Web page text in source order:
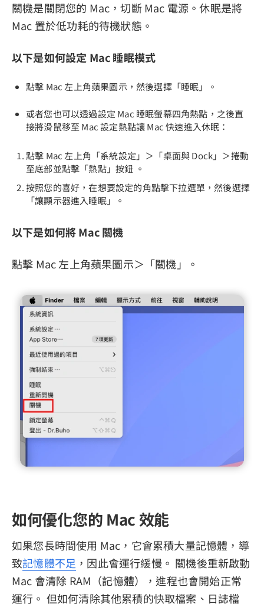
關機是關閉您的 Mac，切斷 Mac 電源。休眠是將
Mac 置於低功耗的待機狀態。
以下是如何設定 Mac 睡眠模式
點擊 Mac 左上角蘋果圖示，然後選擇「睡眠」。
或者您也可以透過設定 Mac 睡眠螢幕四角熱點，之後直
接將滑鼠移至 Mac 設定熱點讓 Mac 快速進入休眠：
點擊 Mac 左上角「系統設定」＞「桌面與 Dock」＞捲動
至底部並點擊「熱點」按鈕 。
按照您的喜好，在想要設定的角點擊下拉選單，然後選擇
「讓顯示器進入睡眠」。
以下是如何將 Mac 關機
點擊 Mac 左上角蘋果圖示＞「關機」。
如何優化您的 Mac 效能
如果您長時間使用 Mac，它會累積大量記憶體，導
致記憶體不足 ，因此會運行緩慢。 關機後重新啟動
Mac 會清除 RAM（記憶體），進程也會開始正常
運行。 但如何清除其他累積的快取檔案、日誌檔